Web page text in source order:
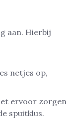
aan. Hierbij
netjes op,
ervoor zorgen
spuitklus.